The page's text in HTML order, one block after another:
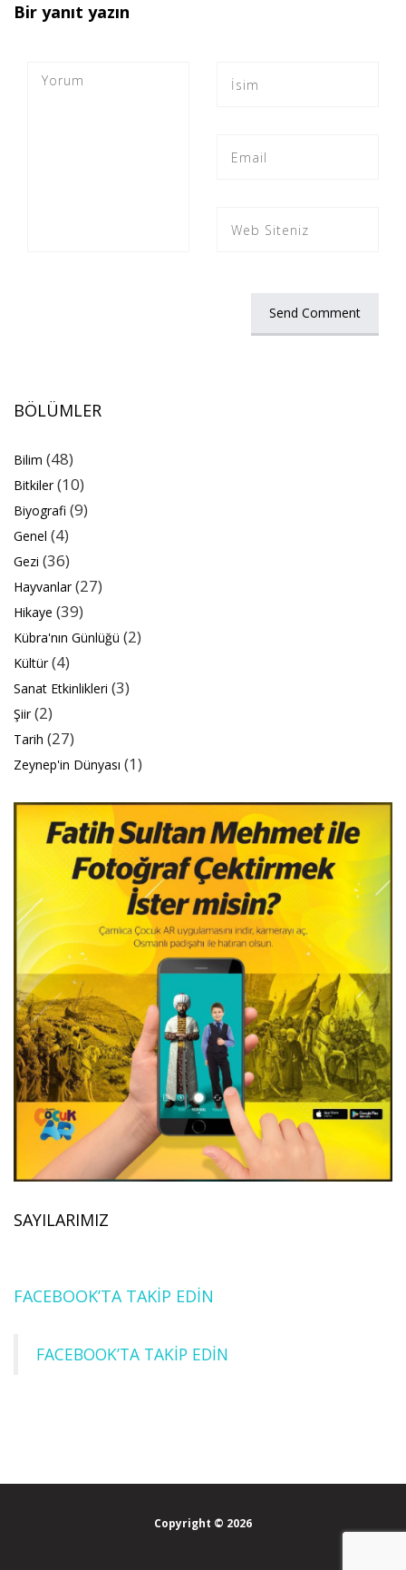
Bir yanıt yazın
BÖLÜMLER
Bilim (48)
Bitkiler(10)
Biyografi (9)
Genel (4)
Gezi (36)
Hayvanlar(27)
Hikaye (39)
Kübra'nın Günlüğü (2)
Kültür(4)
Sanat Etkinlikleri (3)
Şiir(2)
Tarih (27)
Zeynep'in Dünyası (1)
SAYILARIMIZ
FACEBOOK’TA TAKİP EDİN
FACEBOOK’TA TAKİP EDİN
Copyright © 2026